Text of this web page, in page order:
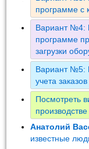
программе с
Вариант №4:
программе
загрузки
Вариант №5:
учета
Посмотреть
производстве
Анатолий
известные